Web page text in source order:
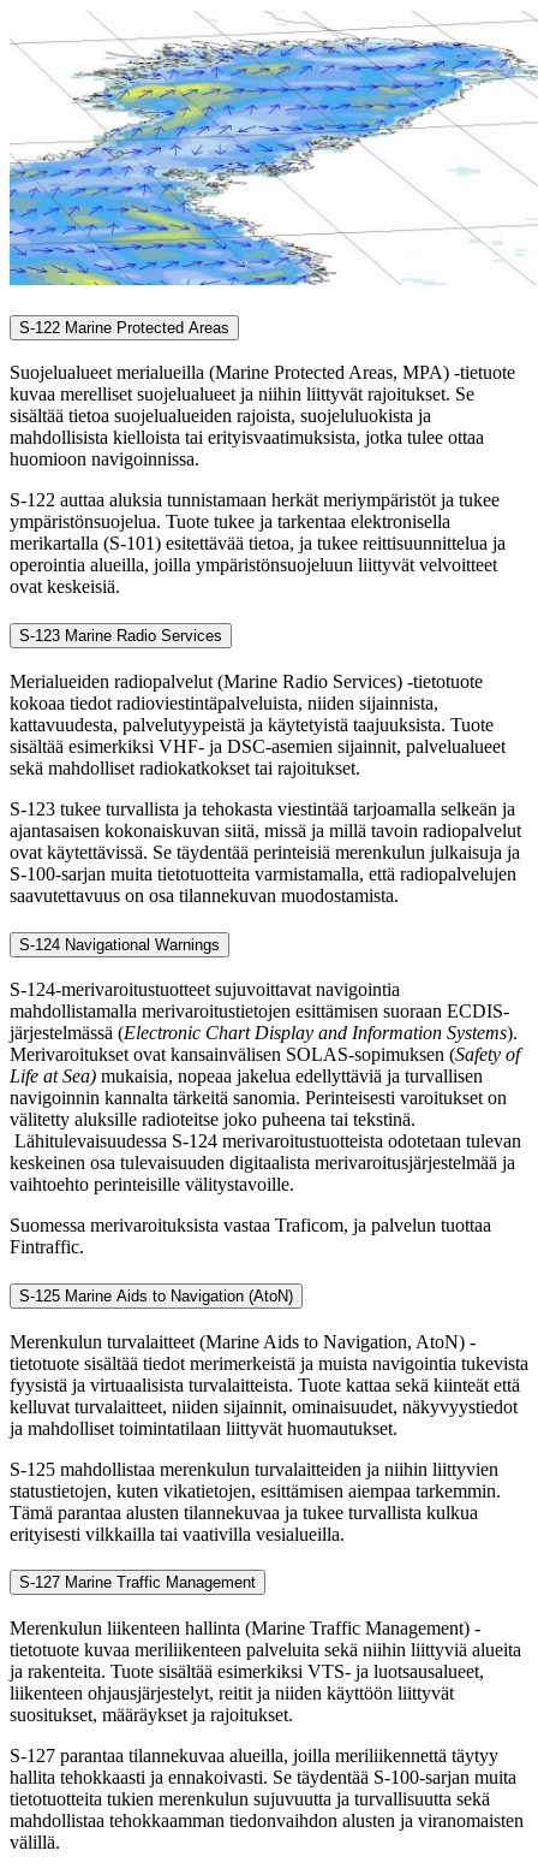
S-122 Marine Protected Areas
Suojelualueet merialueilla (Marine Protected Areas, MPA) -tietuote
kuvaa merelliset suojelualueet ja niihin liittyvät rajoitukset. Se
sisältää tietoa suojelualueiden rajoista, suojeluluokista ja
mahdollisista kielloista tai erityisvaatimuksista, jotka tulee ottaa
huomioon navigoinnissa.
S-122 auttaa aluksia tunnistamaan herkät meriympäristöt ja tukee
ympäristönsuojelua. Tuote tukee ja tarkentaa elektronisella
merikartalla (S-101) esitettävää tietoa, ja tukee reittisuunnittelua ja
operointia alueilla, joilla ympäristönsuojeluun liittyvät velvoitteet
ovat keskeisiä.
S-123 Marine Radio Services
Merialueiden radiopalvelut (Marine Radio Services) -tietotuote
kokoaa tiedot radioviestintäpalveluista, niiden sijainnista,
kattavuudesta, palvelutyypeistä ja käytetyistä taajuuksista. Tuote
sisältää esimerkiksi VHF- ja DSC-asemien sijainnit, palvelualueet
sekä mahdolliset radiokatkokset tai rajoitukset.
S-123 tukee turvallista ja tehokasta viestintää tarjoamalla selkeän ja
ajantasaisen kokonaiskuvan siitä, missä ja millä tavoin radiopalvelut
ovat käytettävissä. Se täydentää perinteisiä merenkulun julkaisuja ja
S-100-sarjan muita tietotuotteita varmistamalla, että radiopalvelujen
saavutettavuus on osa tilannekuvan muodostamista.
S-124 Navigational Warnings
S-124-merivaroitustuotteet sujuvoittavat navigointia
mahdollistamalla merivaroitustietojen esittämisen suoraan ECDIS-
järjestelmässä (Electronic Chart Display and Information Systems).
Merivaroitukset ovat kansainvälisen SOLAS-sopimuksen (Safety of
Life at Sea) mukaisia, nopeaa jakelua edellyttäviä ja turvallisen
navigoinnin kannalta tärkeitä sanomia. Perinteisesti varoitukset on
välitetty aluksille radioteitse joko puheena tai tekstinä.
Lähitulevaisuudessa S-124 merivaroitustuotteista odotetaan tulevan
keskeinen osa tulevaisuuden digitaalista merivaroitusjärjestelmää ja
vaihtoehto perinteisille välitystavoille.
Suomessa merivaroituksista vastaa Traficom, ja palvelun tuottaa
Fintraffic.
S-125 Marine Aids to Navigation (AtoN)
Merenkulun turvalaitteet (Marine Aids to Navigation, AtoN) -
tietotuote sisältää tiedot merimerkeistä ja muista navigointia tukevista
fyysistä ja virtuaalisista turvalaitteista. Tuote kattaa sekä kiinteät että
kelluvat turvalaitteet, niiden sijainnit, ominaisuudet, näkyvyystiedot
ja mahdolliset toimintatilaan liittyvät huomautukset.
S-125 mahdollistaa merenkulun turvalaitteiden ja niihin liittyvien
statustietojen, kuten vikatietojen, esittämisen aiempaa tarkemmin.
Tämä parantaa alusten tilannekuvaa ja tukee turvallista kulkua
erityisesti vilkkailla tai vaativilla vesialueilla.
S-127 Marine Traffic Management
Merenkulun liikenteen hallinta (Marine Traffic Management) -
tietotuote kuvaa meriliikenteen palveluita sekä niihin liittyviä alueita
ja rakenteita. Tuote sisältää esimerkiksi VTS- ja luotsausalueet,
liikenteen ohjausjärjestelyt, reitit ja niiden käyttöön liittyvät
suositukset, määräykset ja rajoitukset.
S-127 parantaa tilannekuvaa alueilla, joilla meriliikennettä täytyy
hallita tehokkaasti ja ennakoivasti. Se täydentää S-100-sarjan muita
tietotuotteita tukien merenkulun sujuvuutta ja turvallisuutta sekä
mahdollistaa tehokkaamman tiedonvaihdon alusten ja viranomaisten
välillä.